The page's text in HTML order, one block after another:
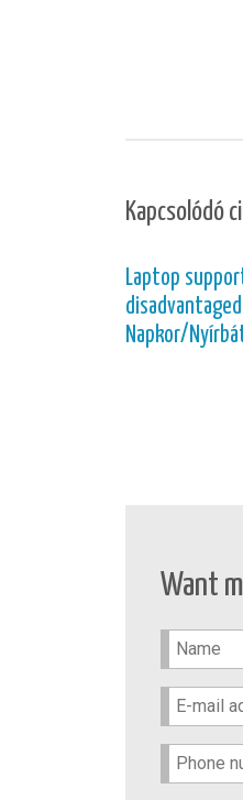
Kapcsolódó
Laptop
Napkor/
Want